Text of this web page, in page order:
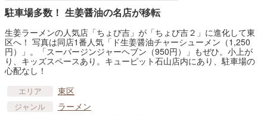
駐車場多数！ 生姜醤油の名店が移転
生姜ラーメンの人気店「ちょび吉」が「ちょび吉２」に進化して東
区へ！ 写真は同店1番人気「ド生姜醤油チャーシューメン（1,250
円）」。「スーパージンジャーヘブン（950円）」もぜひ。小上が
り、キッズスペースあり。キューピット石山店内にあり、駐車場の
心配なし！
エリア 東区
ジャンル ラーメン